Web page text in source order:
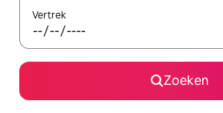
Vertrek
Zoeken